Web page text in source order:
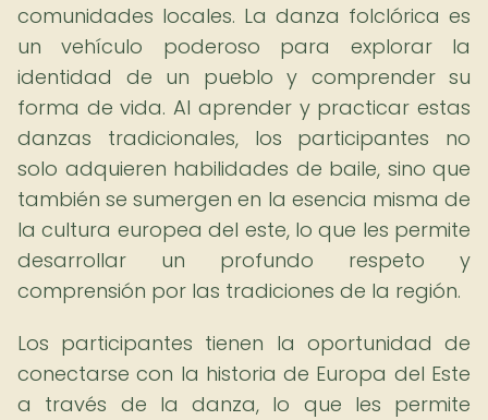
comunidades locales. La danza folclórica es
un vehículo poderoso para explorar la
identidad de un pueblo y comprender su
forma de vida. Al aprender y practicar estas
danzas tradicionales, los participantes no
solo adquieren habilidades de baile, sino que
también se sumergen en la esencia misma de
la cultura europea del este, lo que les permite
desarrollar un profundo respeto y
comprensión por las tradiciones de la región.
Los participantes tienen la oportunidad de
conectarse con la historia de Europa del Este
a través de la danza, lo que les permite